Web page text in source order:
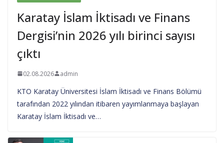
Karatay İslam İktisadı ve Finans
Dergisi’nin 2026 yılı birinci sayısı
çıktı
02.08.2026 admin
KTO Karatay Üniversitesi İslam İktisadı ve Finans Bölümü
tarafından 2022 yılından itibaren yayımlanmaya başlayan
Karatay İslam İktisadı ve…